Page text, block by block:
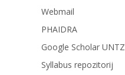
Webmail
PHAIDRA
Google Scholar UNTZ
Syllabus repozitorij